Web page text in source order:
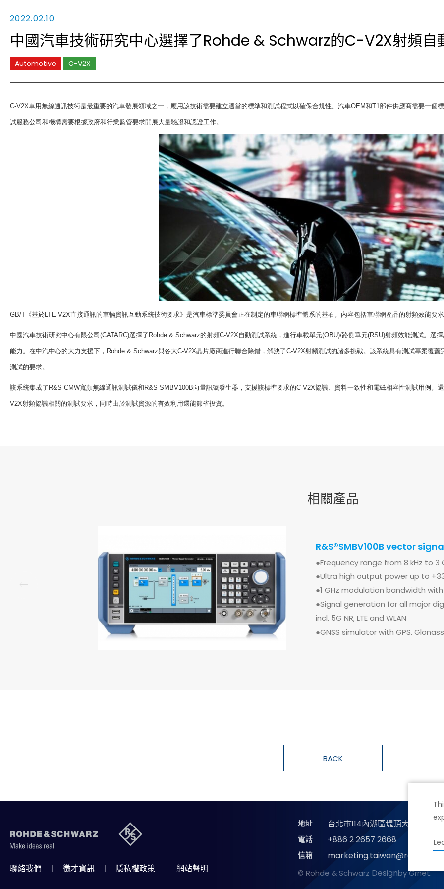
2022.02.10
中國汽車技術研究中心選擇了Rohde & Schwarz的C-V2X射頻自
Automotive C-V2X
C-V2X車用無線通訊技術是最重要的汽車發展領域之一，應用該技術需要建立適當的標準和測試程式以確保合規性。汽車OEM和T1部件供應商需要一個
試服務公司和機構需要根據政府和行業監管要求開展大量驗證和認證工作。
GB/T 《基於LTE-V2X直接通訊的車輛資訊互動系統技術要求》是汽車標準委員會正在制定的車聯網標準體系的基石。內容包括車聯網產品的射頻效能要求
中國汽車技術研究中心有限公司 (CATARC)選擇了 Rohde & Schwarz的射頻C-V2X自動測試系統，進行車載單元(OBU)/路側單元(RSU)射頻效能測試。選
能力。在中汽中心的大力支援下， Rohde & Schwarz與各大C-V2X晶片廠商進行聯合除錯，解決了C-V2X射頻測試的諸多挑戰。該系統具有測試專案覆
測試的要求。
該系統集成了 R&S CMW寬頻無線通訊測試儀和 R&S SMBV100B向量訊號發生器，支援該標準要求的C-V2X協議、資料一致性和電磁相容性測試用例。
V2X射頻協議相關的測試要求，同時由於測試資源的有效利用還能節省投資。
相關產品
R&S®SMBV100B vector
●Frequency range from 8 kHz to 3
●Ultra high output power up to
●1 GHz modulation bandwidth
●Signal generation for all major
incl. 5G NR, LTE and WLAN
●GNSS simulator with GPS,
R&S®CMW500 wideband
●Multi-RAT signaling: LTE, WCDMA,
●LTE-Advanced: 8DL CC up to 4x4/
●WLAN 11 a / b / g / n / ac / ax
●Internal server for application
BACK
聯絡我們 徵才資訊 隱私權政策 網站聲明
地址 台北市114內湖區堤頂大道二段89
電話 +886 2 2657 2668
信箱 marketing.taiwan@rohde-
© Rohde & Schwarz Designby Grnet.